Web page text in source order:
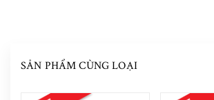
SẢN PHẨM CÙNG LOẠI